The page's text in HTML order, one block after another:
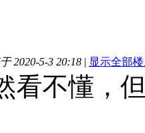
2020-5-3 20:18 | 显示全部
看不懂，